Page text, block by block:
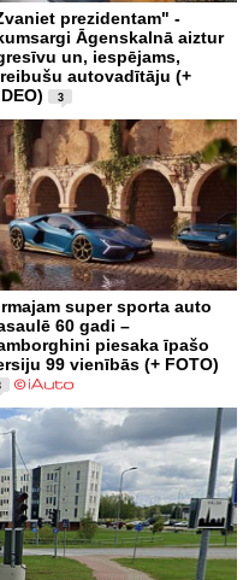
prezidentam" -
Āgenskalnā aiztur
un, iespējams,
autovadītāju (+
3
super sporta auto
60 gadi –
piesaka īpašo
99 vienībās (+ FOTO)